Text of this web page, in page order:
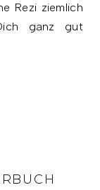
Rezi ziemlich
ganz gut